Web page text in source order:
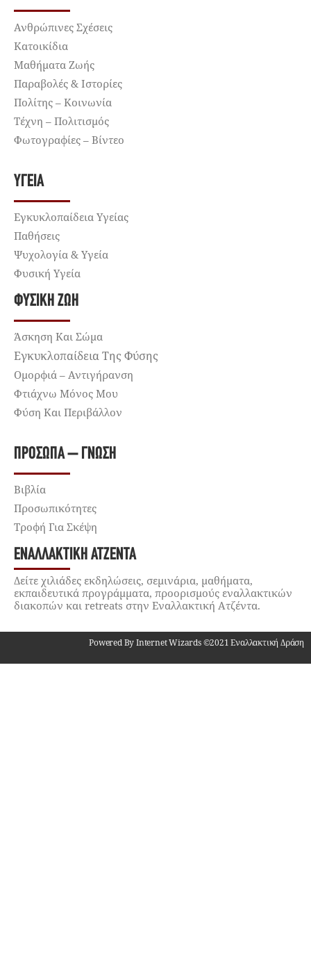
Ανθρώπινες Σχέσεις
Κατοικίδια
Μαθήματα Ζωής
Παραβολές & Ιστορίες
Πολίτης – Κοινωνία
Τέχνη – Πολιτισμός
Φωτογραφίες – Βίντεο
ΥΓΕΊΑ
Εγκυκλοπαίδεια Υγείας
Παθήσεις
Ψυχολογία & Υγεία
Φυσική Υγεία
ΦΥΣΙΚΉ ΖΩΉ
Άσκηση Και Σώμα
Εγκυκλοπαίδεια Της Φύσης
Ομορφιά – Αντιγήρανση
Φτιάχνω Μόνος Μου
Φύση Και Περιβάλλον
ΠΡΌΣΩΠΑ – ΓΝΏΣΗ
Βιβλία
Προσωπικότητες
Τροφή Για Σκέψη
ΕΝΑΛΛΑΚΤΙΚΉ ΑΤΖΈΝΤΑ
Δείτε χιλιάδες εκδηλώσεις, σεμινάρια, μαθήματα,
εκπαιδευτικά προγράμματα, προορισμούς εναλλακτικών
διακοπών και retreats στην Εναλλακτική Ατζέντα.
Powered By Internet Wizards ©2021 Εναλλακτική Δράση